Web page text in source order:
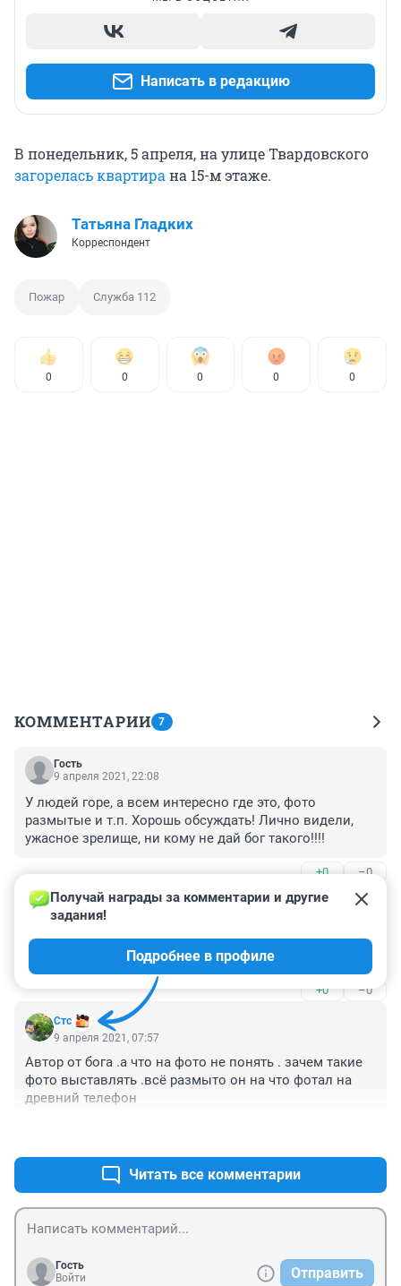
Написать в редакцию
В понедельник, 5 апреля, на улице Твардовского
загорелась квартира на 15-м этаже.
Татьяна Гладких
Корреспондент
Пожар Служба 112
0 0 0 0 0
КОММЕНТАРИИ 7
Гость
9 апреля 2021, 22:08
У людей горе, а всем интересно где это, фото
размытые и т.п. Хорошь обсуждать! Лично видели,
ужасное зрелище, ни кому не дай бог такого!!!!
+0 –0
Гость
9 апреля 2021, 10:36
Это на пересечении Бийской и Титова. Видел
несколько обгоревших автомобилей
+0 –0
Стс
Получай награды за комментарии и другие
задания!
Подробнее в профиле
9 апреля 2021, 07:57
Автор от бога .а что на фото не понять . зачем такие
фото выставлять .всё размыто он на что фотал на
древний телефон
Читать все комментарии
Гость
Войти
Отправить